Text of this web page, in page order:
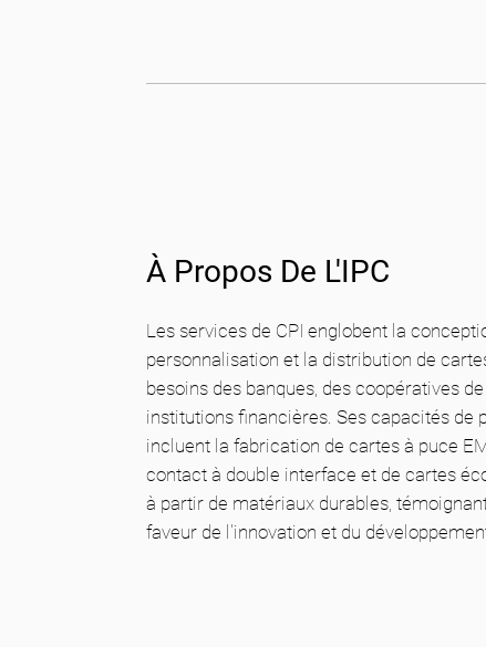
À Propos De L'IPC
Les services de CPI englobent la
personnalisation et la distribution de
besoins des banques, des coopératives
institutions financières. Ses capacités de
incluent la fabrication de cartes à puce
contact à double interface et de cartes
à partir de matériaux durables,
faveur de l'innovation et du